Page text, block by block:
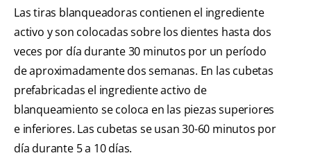
Las tiras blanqueadoras contienen el ingrediente
activo y son colocadas sobre los dientes hasta dos
veces por día durante 30 minutos por un período
de aproximadamente dos semanas. En las cubetas
prefabricadas el ingrediente activo de
blanqueamiento se coloca en las piezas superiores
e inferiores. Las cubetas se usan 30-60 minutos por
día durante 5 a 10 días.